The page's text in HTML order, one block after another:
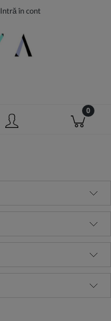
Intră în cont